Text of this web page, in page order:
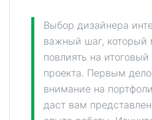
Выбор дизайнера
важный шаг, который
повлиять на
проекта. Первым
внимание на
даст вам